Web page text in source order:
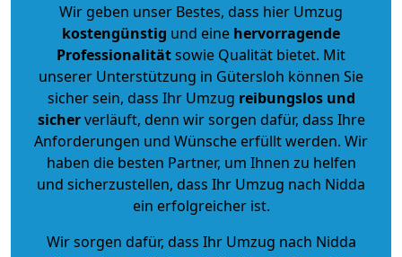
Wir geben unser Bestes, dass hier Umzug
kostengünstig und eine hervorragende
Professionalitätsowie Qualität bietet. Mit
unserer Unterstützung in Gütersloh können Sie
sicher sein, dass Ihr Umzug reibungslos und
sicherverläuft, denn wir sorgen dafür, dass Ihre
Anforderungen und Wünsche erfüllt werden. Wir
haben die besten Partner, um Ihnen zu helfen
und sicherzustellen, dass Ihr Umzug nach Nidda
ein erfolgreicher ist.
Wir sorgen dafür, dass Ihr Umzug nach Nidda